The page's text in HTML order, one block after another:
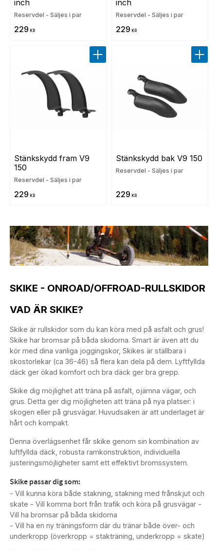
inch
Reservdel - Säljes i par
229 KR
inch
Reservdel - Säljes i par
229 KR
Stänkskydd fram V9
150
Reservdel - Säljes i par
229 KR
Lägg till i favoriter
Stänkskydd bak V9 150
Reservdel - Säljes i par
229 KR
Lägg
SKIKE - ONROAD/OFFROAD-RULLSKIDOR
VAD ÄR SKIKE?
Skike är rullskidor som du kan köra med på asfalt och grus!
Skike har bromsar på båda skidorna. Smart är även att du
kör med dina vanliga joggingskor, Skikes är ställbara i
skostorlekar (ca 36-46) så flera kan dela på dem. Lyftfyllda
däck ger ökad komfort och bra däck ger bra grepp.
Skike dig möjlighet att träna på asfalt, ojämna vägar, och
grus. Detta ger dig möjligheten att träna på nya platser: i
skogen eller på grusvägar. Huvudsaken är att underlaget är
hårt och kompakt.
Denna överlägsenhet får skike genom sin kombination av
luftfyllda däck, robusta ramkonstruktion, individuella
justeringsmöjligheter samt ett effektivt bromssystem.
Skike passar dig som:
- Vill kunna köra både stakning, stakning med frånskjut och
skate - Vill komma bort från trafik och köra på grusvägar -
Vill ha bromsar på båda skidorna
- Vill ha en ny träningsform där du tränar både över- och
underkropp (överkropp = stakträning, underkropp = skate)